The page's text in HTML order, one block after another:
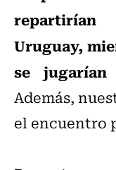
Uruguay,
se
Además,
el encuentro